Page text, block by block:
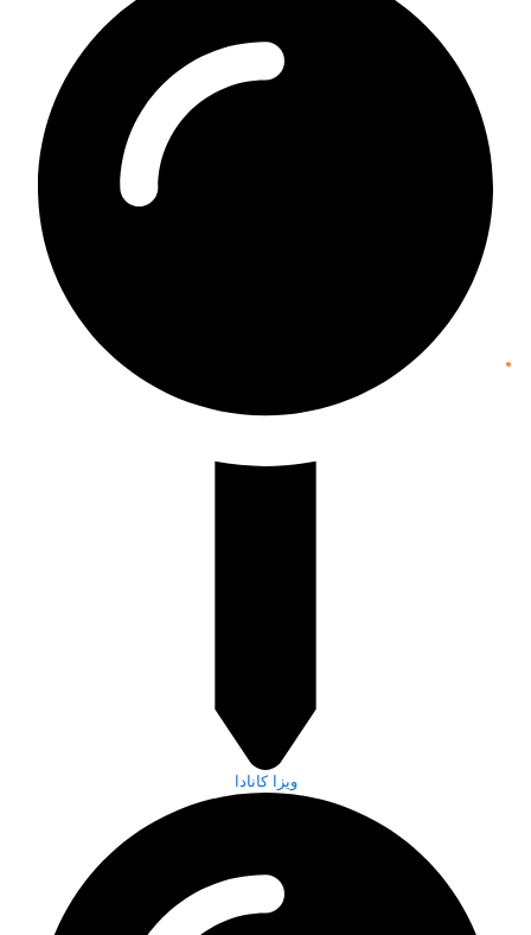
ویزا کانادا